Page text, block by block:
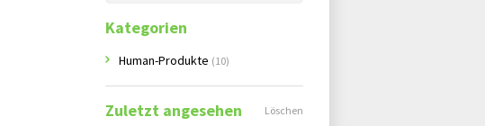
Kategorien
Human-Produkte (10)
Zuletzt angesehen Löschen